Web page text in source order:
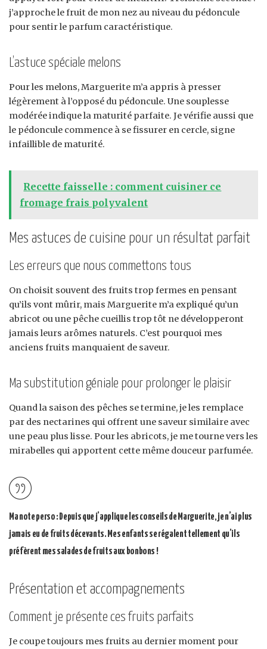
j’approche le fruit de mon nez au niveau du pédoncule
pour sentir le parfum caractéristique.
L’astuce spéciale melons
Pour les melons, Marguerite m’a appris à presser
légèrement à l’opposé du pédoncule. Une souplesse
modérée indique la maturité parfaite. Je vérifie aussi que
le pédoncule commence à se fissurer en cercle, signe
infaillible de maturité.
Recette faisselle : comment cuisiner ce
fromage frais polyvalent
Mes astuces de cuisine pour un résultat parfait
Les erreurs que nous commettons tous
On choisit souvent des fruits trop fermes en pensant
qu’ils vont mûrir, mais Marguerite m’a expliqué qu’un
abricot ou une pêche cueillis trop tôt ne développeront
jamais leurs arômes naturels. C’est pourquoi mes
anciens fruits manquaient de saveur.
Ma substitution géniale pour prolonger le plaisir
Quand la saison des pêches se termine, je les remplace
par des nectarines qui offrent une saveur similaire avec
une peau plus lisse. Pour les abricots, je me tourne vers les
mirabelles qui apportent cette même douceur parfumée.
Ma note perso : Depuis que j’applique les conseils de Marguerite, je n’ai plus
jamais eu de fruits décevants. Mes enfants se régalent tellement qu’ils
préfèrent mes salades de fruits aux bonbons !
Présentation et accompagnements
Comment je présente ces fruits parfaits
Je coupe toujours mes fruits au dernier moment pour